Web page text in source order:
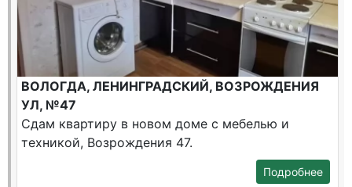
ВОЛОГДА, ЛЕНИНГРАДСКИЙ, ВОЗРОЖДЕНИЯ
УЛ, №47
Сдам квартиру в новом доме с мебелью и
техникой, Возрождения 47.
Подробнее